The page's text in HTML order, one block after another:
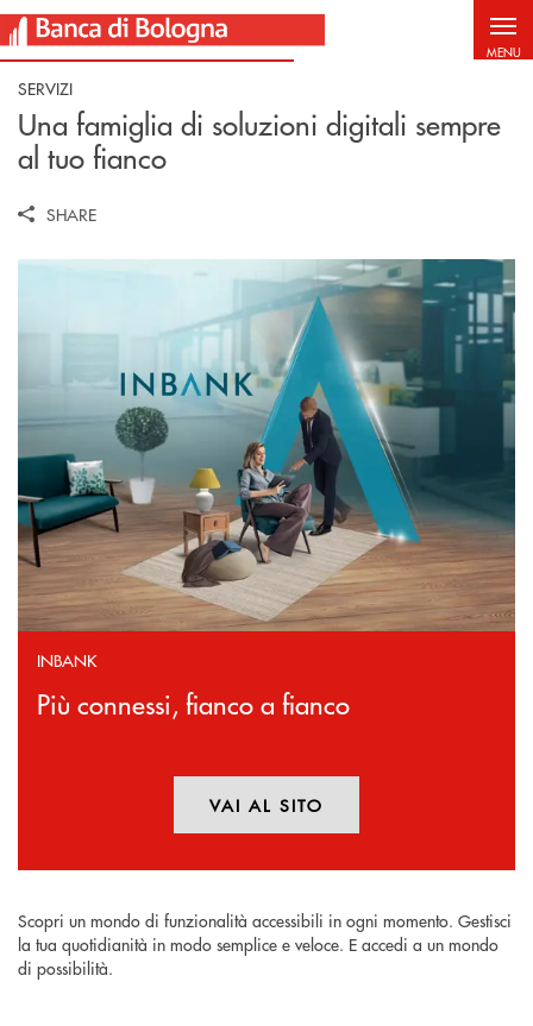
Salta al contenuto principale
MENU
SERVIZI
Una famiglia di soluzioni digitali sempre
al tuo fianco
SHARE
INBANK
Più connessi, fianco a fianco
VAI AL SITO
Scopri un mondo di funzionalità accessibili in ogni momento. Gestisci
la tua quotidianità in modo semplice e veloce. E accedi a un mondo
di possibilità.